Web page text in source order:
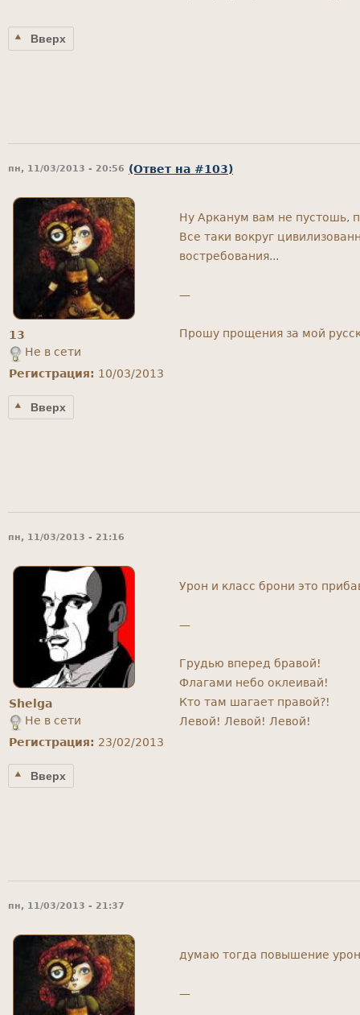
Вверх
пн, 11/03/2013 - 20:56 (Ответ на #103)
13
Не в сети
Регистрация: 10/03/2013
Ну Арканум вам не пустошь,
Все таки вокруг
востребования...
—
Прошу прощения за мой
Вверх
пн, 11/03/2013 - 21:16
Shelga
Не в сети
Регистрация: 23/02/2013
Урон и класс брони это
—
Грудью вперед бравой!
Флагами небо оклеивай!
Кто там шагает правой?!
Левой! Левой! Левой!
Вверх
пн, 11/03/2013 - 21:37
думаю тогда повышение
—